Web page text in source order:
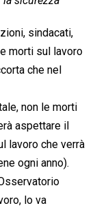
sindacati,
morti sul lavoro
che nel
non le morti
aspettare il
lavoro che verrà
ogni anno).
lo va